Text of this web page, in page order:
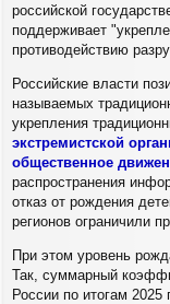
российской
поддерживает
противодействию
Российские власти
называемых
укрепления
экстремистской
общественное
распространения
отказ от рождения
регионов ограничили
При этом уровень
Так, суммарный
России по итогам